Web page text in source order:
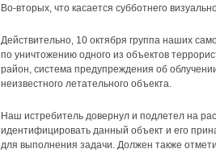
Во-вторых, что касается субботнего
Действительно, 10 октября группа наших
по уничтожению одного из объектов
район, система предупреждения об
неизвестного летательного объекта.
Наш истребитель довернул и подлетел на
идентифицировать данный объект и его
для выполнения задачи. Должен также